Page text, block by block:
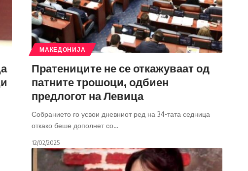
МАКЕДОНИЈА
Пратениците не се откажуваат од
патните трошоци, одбиен
предлогот на Левица
Собранието го усвои дневниот ред на 34-тата седница
откако беше дополнет со…
12/02/2025